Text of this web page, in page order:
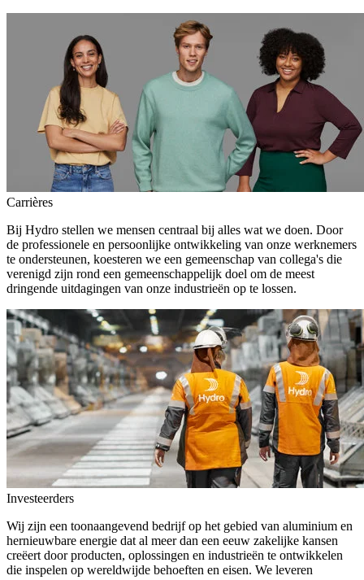
Carrières
Bij Hydro stellen we mensen centraal bij alles wat we doen. Door
de professionele en persoonlijke ontwikkeling van onze werknemers
te ondersteunen, koesteren we een gemeenschap van collega's die
verenigd zijn rond een gemeenschappelijk doel om de meest
dringende uitdagingen van onze industrieën op te lossen.
Investeerders
Wij zijn een toonaangevend bedrijf op het gebied van aluminium en
hernieuwbare energie dat al meer dan een eeuw zakelijke kansen
creëert door producten, oplossingen en industrieën te ontwikkelen
die inspelen op wereldwijde behoeften en eisen. We leveren